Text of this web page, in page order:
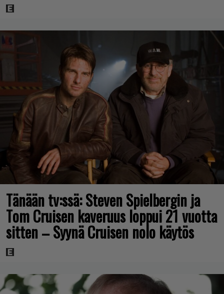
Tänään tv:ssä: Steven Spielbergin ja
Tom Cruisen kaveruus loppui 21 vuotta
sitten – Syynä Cruisen nolo käytös